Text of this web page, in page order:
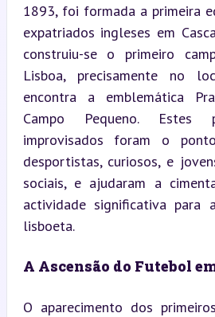
1893, foi formada a primeira
expatriados ingleses em
construiu-se o primeiro
Lisboa, precisamente no
encontra a emblemática
Campo Pequeno. Estes
improvisados foram o
desportistas, curiosos, e
sociais, e ajudaram a
actividade significativa para
lisboeta.
A Ascensão do Futebol
O aparecimento dos